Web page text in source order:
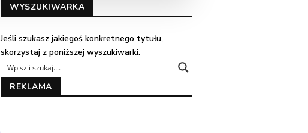
WYSZUKIWARKA
Jeśli szukasz jakiegoś konkretnego tytułu,
skorzystaj z poniższej wyszukiwarki.
REKLAMA